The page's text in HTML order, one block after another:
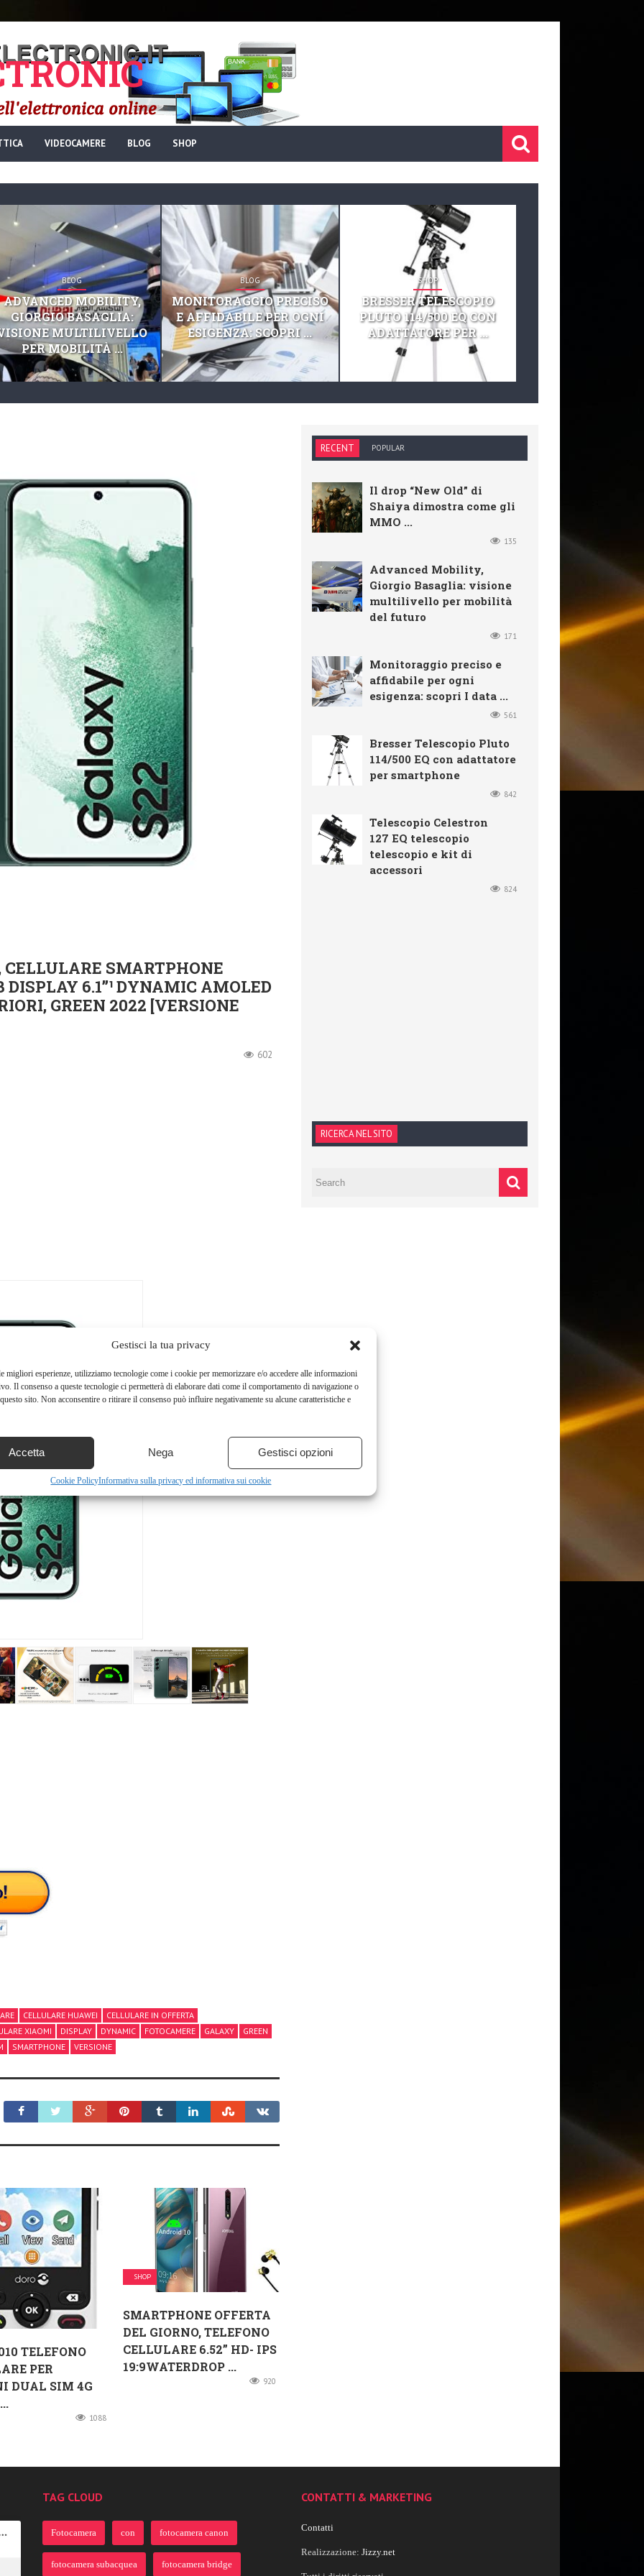
Gestisci la tua privacy
migliori esperienze, utilizziamo tecnologie come i cookie per memorizzare e/o accedere alle informazioni
Il consenso a queste tecnologie ci permetterà di elaborare dati come il comportamento di navigazione o
sito. Non acconsentire o ritirare il consenso può influire negativamente su alcune caratteristiche e
Accetta Nega Gestisci opzioni
Cookie PolicyInformativa sulla privacy ed informativa sui cookie
VIDEOCAMERE BLOG SHOP
BLOG
ADVANCED MOBILITY,
GIORGIO BASAGLIA:
MULTILIVELLO
PER MOBILITÀ ...
BLOG
MONITORAGGIO PRECISO
E AFFIDABILE PER OGNI
ESIGENZA: SCOPRI ...
SHOP
BRESSER TELESCOPIO
PLUTO 114/500 EQ CON
ADATTATORE PER ...
SMARTPHONE
6.1’’¹ DYNAMIC AMOLED
GREEN 2022 [VERSIONE
602
CELLULARE HUAWEI
CELLULARE IN OFFERTA
XIAOMI
DISPLAY DYNAMIC FOTOCAMERE GALAXY
GREEN
SMARTPHONE VERSIONE
TELEFONO
PER
DUAL SIM 4G
1088
SHOP
SMARTPHONE OFFERTA
DEL GIORNO, TELEFONO
CELLULARE 6.52” HD- IPS
19:9WATERDROP ...
920
RECENT POPULAR
Il drop “New Old” di
Shaiya dimostra come gli
MMO ...
135
Advanced Mobility,
Giorgio Basaglia: visione
multilivello per mobilità
del futuro
171
Monitoraggio preciso e
affidabile per ogni
esigenza: scopri I data ...
561
Bresser Telescopio Pluto
114/500 EQ con adattatore
per smartphone
842
Telescopio Celestron
127 EQ telescopio
telescopio e kit di
accessori
824
RICERCA NEL SITO
TAG CLOUD
Fotocamera con fotocamera canon
fotocamera subacquea fotocamera bridge
CONTATTI & MARKETING
Contatti
Realizzazione: Jizzy.net